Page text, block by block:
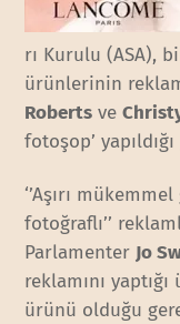
rı Kurulu (ASA),
ürünlerinin
Roberts ve
fotoşop’
‘’Aşırı
fotoğraflı’’
Parlamenter Jo
reklamını
ürünü olduğu